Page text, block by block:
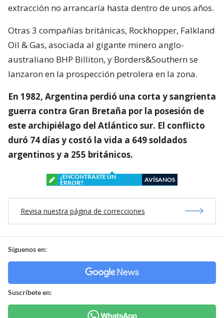
extracción no arrancaría hasta dentro de unos años.
Otras 3 compañías británicas, Rockhopper, Falkland
Oil & Gas, asociada al gigante minero anglo-
australiano BHP Billiton, y Borders&Southern se
lanzaron en la prospección petrolera en la zona.
En 1982, Argentina perdió una corta y sangrienta
guerra contra Gran Bretaña por la posesión de
este archipiélago del Atlántico sur. El conflicto
duró 74 días y costó la vida a 649 soldados
argentinos y a 255 británicos.
¿ENCONTRASTE UN
ERROR?
AVÍSANOS
Revisa nuestra página de correcciones
Síguenos en:
Suscríbete en: